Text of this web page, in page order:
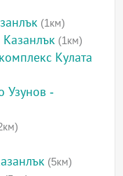
(1км)
Казанлък (1км)
Кулата
Узунов -
(5км)